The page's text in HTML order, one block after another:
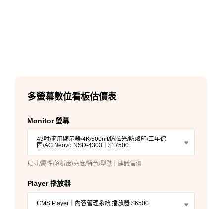
多螢幕數位看板估價表
Monitor 螢幕
43吋/商用顯示器/4K/500nit/防眩光/防烙印/三年保
固/AG Neovo NSD-4303｜$17500
尺寸/屬性/解析度/亮度/特色/型號｜建議售價
Player 播放器
CMS Player｜內容管理系統 播放器 $6500